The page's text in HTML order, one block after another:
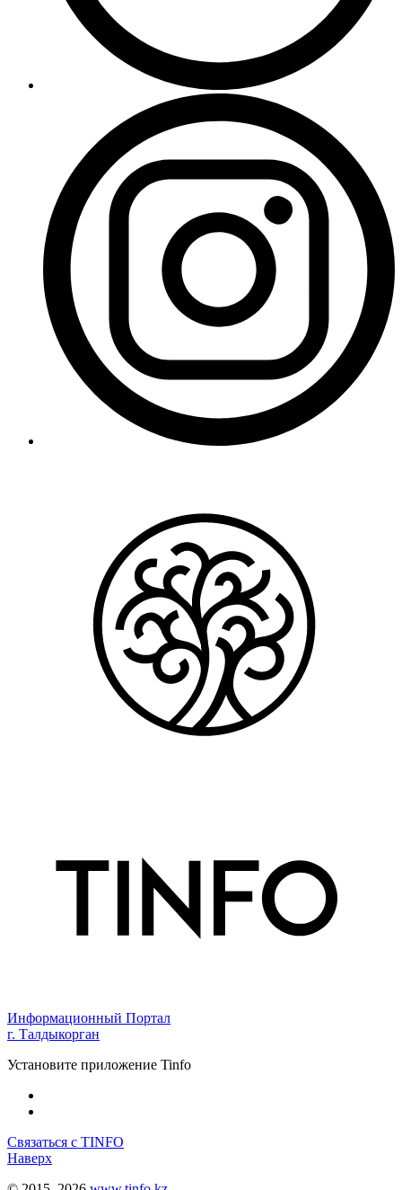
Информационный Портал
г. Талдыкорган
Установите приложение Tinfo
Связаться с TINFO
Наверх